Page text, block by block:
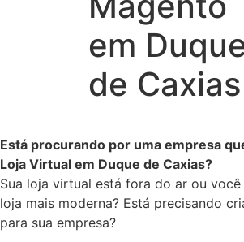
em
de Caxias
Está procurando por uma empresa
Loja Virtual em Duque de Caxias?
Sua loja virtual está fora do ar ou você
loja mais moderna? Está precisando
para sua empresa?